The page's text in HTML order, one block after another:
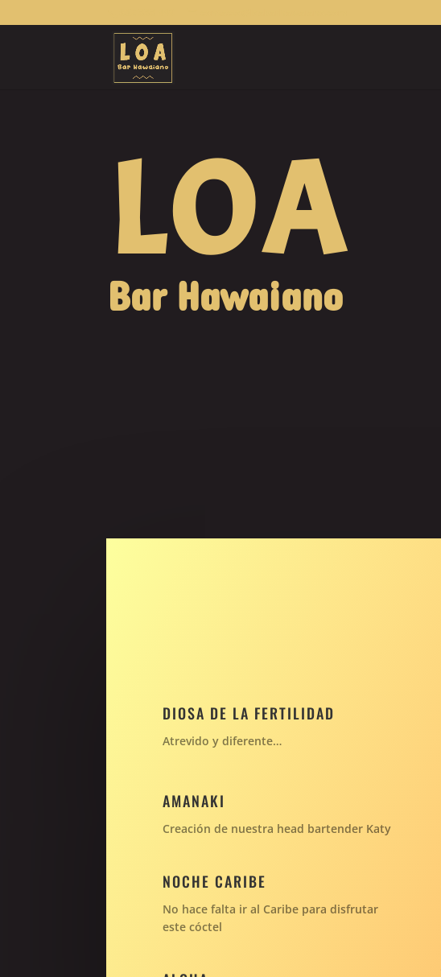
LOA
Bar Hawaiano
DIOSA DE LA FERTILIDAD
Atrevido y diferente…
AMANAKI
Creación de nuestra head bartender Katy
NOCHE CARIBE
No hace falta ir al Caribe para disfrutar
este cóctel